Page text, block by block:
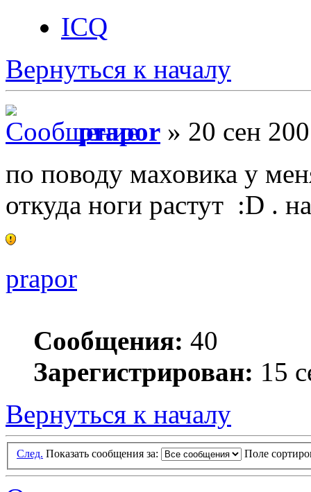
ICQ
Вернуться к началу
prapor » 20 сен
по поводу маховика у
откуда ноги растут :D .
prapor
Сообщения: 40
Зарегистрирован: 15
Вернуться к началу
След. Показать сообщения за: Поле